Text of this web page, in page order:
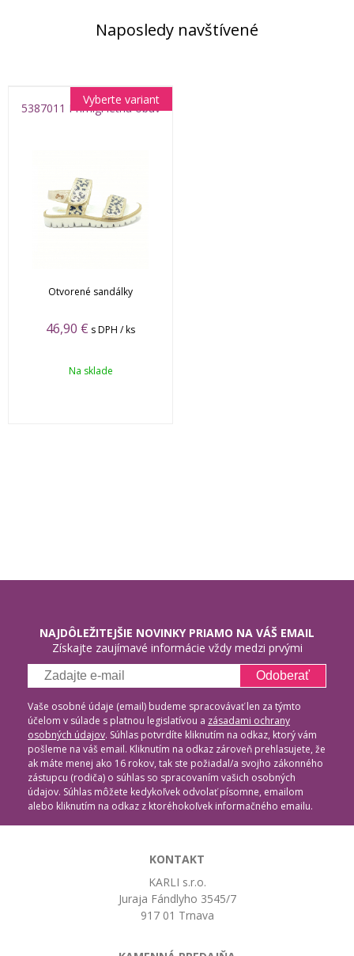
Naposledy navštívené
5387011 Primigi letná obuv
Otvorené sandálky
46,90 € s DPH / ks
Vyberte variant
Na sklade
NAJDÔLEŽITEJŠIE NOVINKY PRIAMO NA VÁŠ EMAIL
Získajte zaujímavé informácie vždy medzi prvými
Odoberať
Vaše osobné údaje (email) budeme spracovávať len za týmto
účelom v súlade s platnou legislatívou a zásadami ochrany
osobných údajov. Súhlas potvrdíte kliknutím na odkaz, ktorý vám
pošleme na váš email. Kliknutím na odkaz zároveň prehlasujete, že
ak máte menej ako 16 rokov, tak ste požiadal/a svojho zákonného
zástupcu (rodiča) o súhlas so spracovaním vašich osobných
údajov. Súhlas môžete kedykoľvek odvolať písomne, emailom
alebo kliknutím na odkaz z ktoréhokoľvek informačného emailu.
KONTAKT
KARLI s.r.o.
Juraja Fándlyho 3545/7
917 01 Trnava